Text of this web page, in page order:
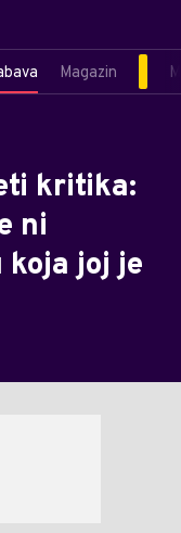
Magazin
kritika:
ni
joj je